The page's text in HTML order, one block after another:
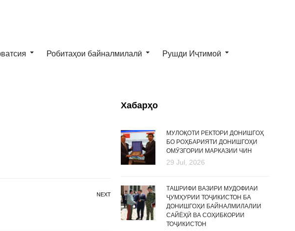
Робитаҳои байналмилалӣ Рушди Иҷтимоӣ
NEXT
Хабарҳо
МУЛОҚОТИ РЕКТОРИ ДОНИШГОҲ
БО РОҲБАРИЯТИ ДОНИШГОҲИ
ОМӮЗГОРИИ МАРКАЗИИ ЧИН
29 Jul, 2026
ТАШРИФИ ВАЗИРИ МУДОФИАИ
ҶУМҲУРИИ ТОҶИКИСТОН БА
ДОНИШГОҲИ БАЙНАЛМИЛАЛИИ
САЙЁҲӢ ВА СОҲИБКОРИИ
ТОҶИКИСТОН